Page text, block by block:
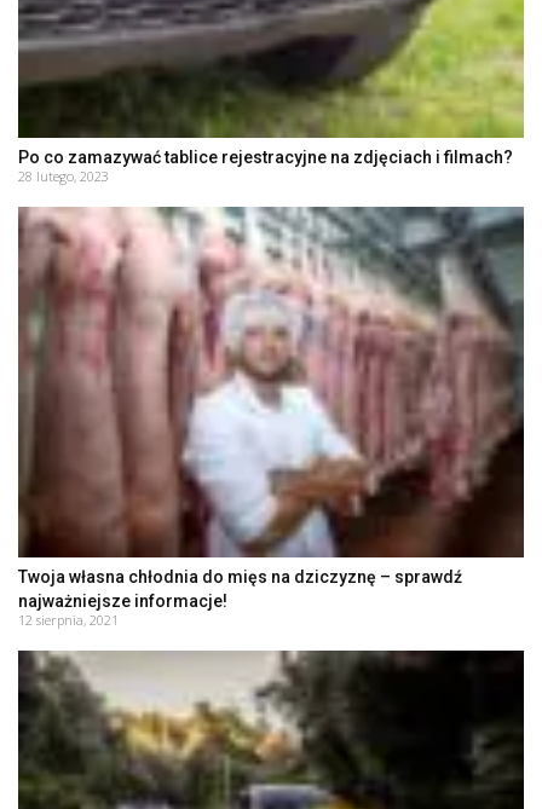
Po co zamazywać tablice rejestracyjne na zdjęciach i filmach?
28 lutego, 2023
Twoja własna chłodnia do mięs na dziczyznę – sprawdź
najważniejsze informacje!
12 sierpnia, 2021